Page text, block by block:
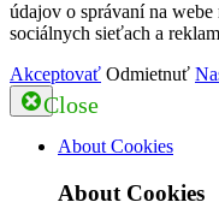
údajov o správaní na
sociálnych sieťach a
Akceptovať Odmietnuť
Close
About Cookies
About Cookies